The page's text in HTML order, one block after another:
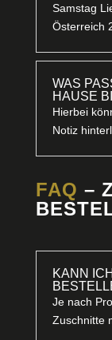
Samstag
Österreich
WAS
HAUSE
Hierbei
Notiz
FAQ –
KANN
Je nach
Zuschnitte